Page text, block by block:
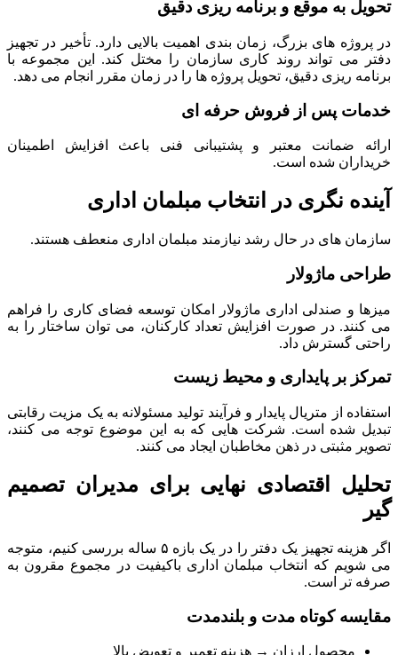
تحویل به موقع و برنامه ریزی دقیق
در پروژه های بزرگ، زمان بندی اهمیت بالایی دارد. تأخیر در تجهیز
دفتر می تواند روند کاری سازمان را مختل کند. این مجموعه با
برنامه ریزی دقیق، تحویل پروژه ها را در زمان مقرر انجام می دهد.
خدمات پس از فروش حرفه ای
ارائه ضمانت معتبر و پشتیبانی فنی باعث افزایش اطمینان
خریداران شده است.
آینده نگری در انتخاب مبلمان اداری
سازمان های در حال رشد نیازمند مبلمان اداری منعطف هستند.
طراحی ماژولار
میزها و صندلی اداری ماژولار امکان توسعه فضای کاری را فراهم
می کنند. در صورت افزایش تعداد کارکنان، می توان ساختار را به
راحتی گسترش داد.
تمرکز بر پایداری و محیط زیست
استفاده از متریال پایدار و فرآیند تولید مسئولانه به یک مزیت رقابتی
تبدیل شده است. شرکت هایی که به این موضوع توجه می کنند،
تصویر مثبتی در ذهن مخاطبان ایجاد می کنند.
تحلیل اقتصادی نهایی برای مدیران تصمیم
گیر
اگر هزینه تجهیز یک دفتر را در یک بازه ۵ ساله بررسی کنیم، متوجه
می شویم که انتخاب مبلمان اداری باکیفیت در مجموع مقرون به
صرفه تر است.
مقایسه کوتاه مدت و بلندمدت
محصول ارزان → هزینه تعمیر و تعویض بالا